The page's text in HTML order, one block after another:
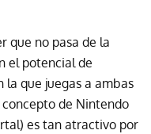
que no pasa de la
el potencial de
que juegas a ambas
de Nintendo
es tan atractivo por